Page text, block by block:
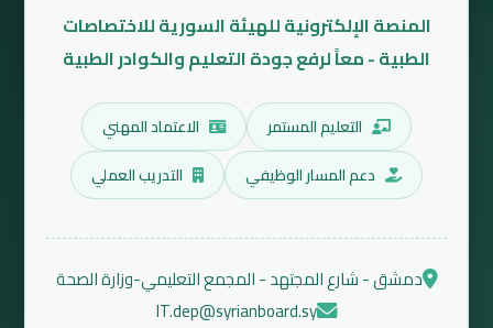
المنصة الإلكترونية للهيئة السورية للاختصاصات
الطبية - معاً لرفع جودة التعليم والكوادر الطبية
التعليم المستمر
الاعتماد المهني
دعم المسار الوظيفي
التدريب العملي
دمشق - شارع المجتهد - المجمع التعليمي-وزارة الصحة
IT.dep@syrianboard.sy